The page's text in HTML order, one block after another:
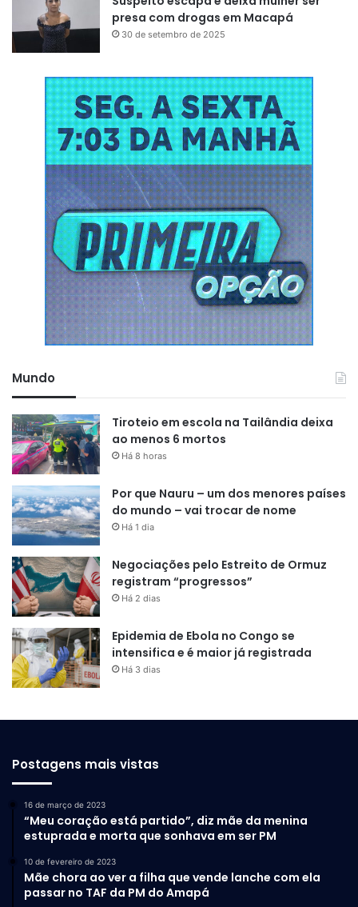
presa com drogas em Macapá
30 de setembro de 2025
Mundo
Tiroteio em escola na Tailândia deixa
ao menos 6 mortos
Há 8 horas
Por que Nauru – um dos menores países
do mundo – vai trocar de nome
Há 1 dia
Negociações pelo Estreito de Ormuz
registram “progressos”
Há 2 dias
Epidemia de Ebola no Congo se
intensifica e é maior já registrada
Há 3 dias
Postagens mais vistas
16 de março de 2023
“Meu coração está partido”, diz mãe da menina
estuprada e morta que sonhava em ser PM
10 de fevereiro de 2023
Mãe chora ao ver a filha que vende lanche com ela
passar no TAF da PM do Amapá